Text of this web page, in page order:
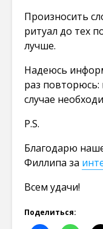
Произносить
ритуал до тех
лучше.
Надеюсь
раз повторюсь:
случае
P.S.
Благодарю
Филлипа за
Всем удачи!
Поделиться: